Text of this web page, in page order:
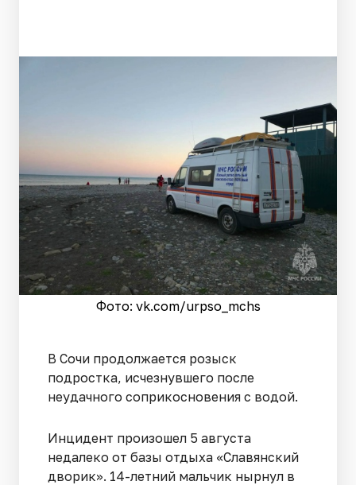
Фото: vk.com/urpso_mchs
В Сочи продолжается розыск
подростка, исчезнувшего после
неудачного соприкосновения с водой.
Инцидент произошел 5 августа
недалеко от базы отдыха «Славянский
дворик». 14-летний мальчик нырнул в